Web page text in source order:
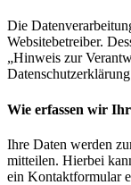
Die
Websitebetreiber.
„Hinweis zur
Wie erfassen wir
Ihre Daten werden
mitteilen. Hierbei
ein Kontaktformular